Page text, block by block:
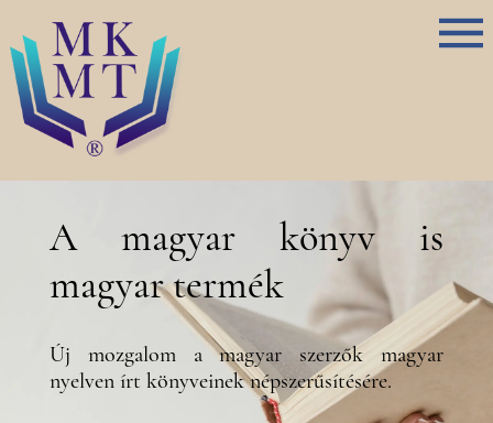
A magyar könyv is
magyar termék
Új mozgalom a magyar szerzők magyar
nyelven írt könyveinek népszerűsítésére.